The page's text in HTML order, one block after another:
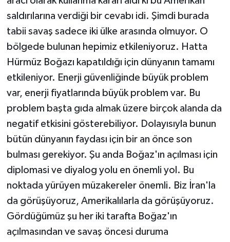
saldırılarına verdiği bir cevabı idi. Şimdi burada
tabii savaş sadece iki ülke arasında olmuyor. O
bölgede bulunan hepimiz etkileniyoruz. Hatta
Hürmüz Boğazı kapatıldığı için dünyanın tamamı
etkileniyor. Enerji güvenliğinde büyük problem
var, enerji fiyatlarında büyük problem var. Bu
problem başta gıda almak üzere birçok alanda da
negatif etkisini gösterebiliyor. Dolayısıyla bunun
bütün dünyanın faydası için bir an önce son
bulması gerekiyor. Şu anda Boğaz'ın açılması için
diplomasi ve diyalog yolu en önemli yol. Bu
noktada yürüyen müzakereler önemli. Biz İran'la
da görüşüyoruz, Amerikalılarla da görüşüyoruz.
Gördüğümüz şu her iki tarafta Boğaz'ın
açılmasından ve savaş öncesi duruma